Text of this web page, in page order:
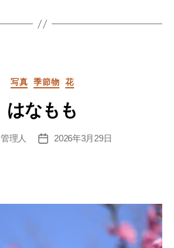
Categories
写真 季節物 花
はなもも
管理人
Post2026年3月29日